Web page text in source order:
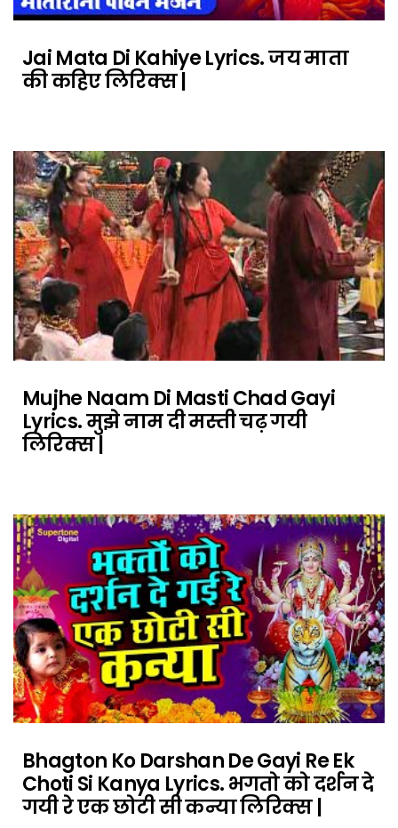
Jai Mata Di Kahiye Lyrics. जय माता
की कहिए लिरिक्स |
Mujhe Naam Di Masti Chad Gayi
Lyrics. मुझे नाम दी मस्ती चढ़ गयी
लिरिक्स |
Bhagton Ko Darshan De Gayi Re Ek
Choti Si Kanya Lyrics. भगतो को दर्शन दे
गयी रे एक छोटी सी कन्या लिरिक्स |